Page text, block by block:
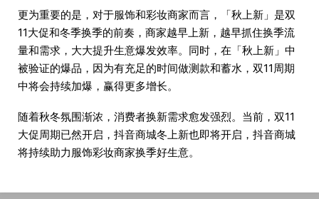
更为重要的是，对于服饰和彩妆商家而言，「秋上新」是双
11大促和冬季换季的前奏，商家越早上新，越早抓住换季流
量和需求，大大提升生意爆发效率。同时，在「秋上新」中
被验证的爆品，因为有充足的时间做测款和蓄水，双11周期
中将会持续加爆，赢得更多增长。
随着秋冬氛围渐浓，消费者换新需求愈发强烈。当前，双11
大促周期已然开启，抖音商城冬上新也即将开启，抖音商城
将持续助力服饰彩妆商家换季好生意。